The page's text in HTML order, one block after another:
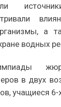
а
водных
в двух
учащиеся 6-